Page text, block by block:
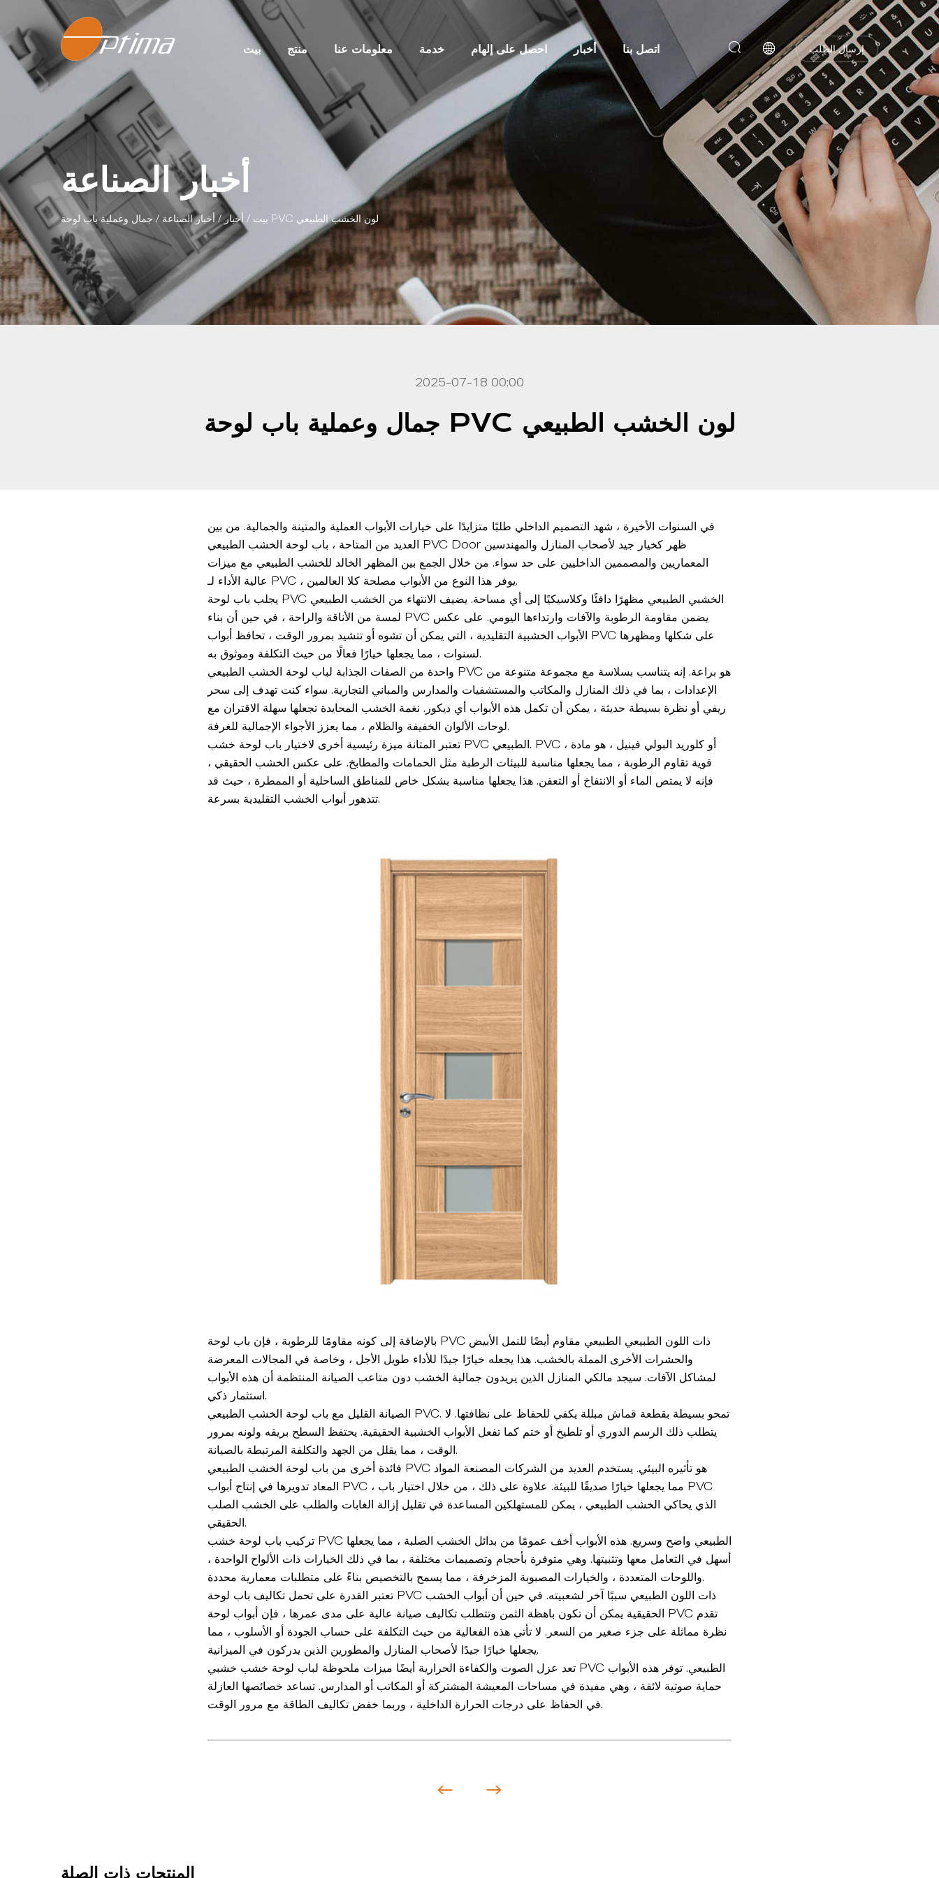
بيت منتج معلومات عنا خدمة احصل على إلهام أخبار اتصل بنا إرسال الطلب
أخبار الصناعة
بيت / أخبار/ أخبار الصناعة / جمال وعملية باب لوحة PVC لون الخشب الطبيعي
2025-07-18 00:00
جمال وعملية باب لوحة PVC لون الخشب الطبيعي
في السنوات الأخيرة ، شهد التصميم الداخلي طلبًا متزايدًا على خيارات الأبواب العملية والمتينة والجمالية. من بين
العديد من المتاحة ، باب لوحة الخشب الطبيعي PVC Door ظهر كخيار جيد لأصحاب المنازل والمهندسين
المعماريين والمصممين الداخليين على حد سواء. من خلال الجمع بين المظهر الخالد للخشب الطبيعي مع ميزات
عالية الأداء لـ PVC ، يوفر هذا النوع من الأبواب مصلحة كلا العالمين.
يجلب باب لوحة PVC الخشبي الطبيعي مظهرًا دافئًا وكلاسيكيًا إلى أي مساحة. يضيف الانتهاء من الخشب الطبيعي
لمسة من الأناقة والراحة ، في حين أن بناء PVC يضمن مقاومة الرطوبة والآفات وارتداءها اليومي. على عكس
الأبواب الخشبية التقليدية ، التي يمكن أن تشوه أو تتشيد بمرور الوقت ، تحافظ أبواب PVC على شكلها ومظهرها
لسنوات ، مما يجعلها خيارًا فعالًا من حيث التكلفة وموثوق به.
واحدة من الصفات الجذابة لباب لوحة الخشب الطبيعي PVC هو براعة. إنه يتناسب بسلاسة مع مجموعة متنوعة من
الإعدادات ، بما في ذلك المنازل والمكاتب والمستشفيات والمدارس والمباني التجارية. سواء كنت تهدف إلى سحر
ريفي أو نظرة بسيطة حديثة ، يمكن أن تكمل هذه الأبواب أي ديكور. نغمة الخشب المحايدة تجعلها سهلة الاقتران مع
لوحات الألوان الخفيفة والظلام ، مما يعزز الأجواء الإجمالية للغرفة.
تعتبر المتانة ميزة رئيسية أخرى لاختيار باب لوحة خشب PVC الطبيعي. PVC ، أو كلوريد البولي فينيل ، هو مادة
قوية تقاوم الرطوبة ، مما يجعلها مناسبة للبيئات الرطبة مثل الحمامات والمطابخ. على عكس الخشب الحقيقي ،
فإنه لا يمتص الماء أو الانتفاخ أو التعفن. هذا يجعلها مناسبة بشكل خاص للمناطق الساحلية أو الممطرة ، حيث قد
تتدهور أبواب الخشب التقليدية بسرعة.
بالإضافة إلى كونه مقاومًا للرطوبة ، فإن باب لوحة PVC ذات اللون الطبيعي الطبيعي مقاوم أيضًا للنمل الأبيض
والحشرات الأخرى المملة بالخشب. هذا يجعله خيارًا جيدًا للأداء طويل الأجل ، وخاصة في المجالات المعرضة
لمشاكل الآفات. سيجد مالكي المنازل الذين يريدون جمالية الخشب دون متاعب الصيانة المنتظمة أن هذه الأبواب
استثمار ذكي.
الصيانة القليل مع باب لوحة الخشب الطبيعي PVC. تمحو بسيطة بقطعة قماش مبللة يكفي للحفاظ على نظافتها. لا
يتطلب ذلك الرسم الدوري أو تلطيخ أو ختم كما تفعل الأبواب الخشبية الحقيقية. يحتفظ السطح بريقه ولونه بمرور
الوقت ، مما يقلل من الجهد والتكلفة المرتبطة بالصيانة.
فائدة أخرى من باب لوحة الخشب الطبيعي PVC هو تأثيره البيئي. يستخدم العديد من الشركات المصنعة المواد
المعاد تدويرها في إنتاج أبواب PVC ، مما يجعلها خيارًا صديقًا للبيئة. علاوة على ذلك ، من خلال اختيار باب PVC
الذي يحاكي الخشب الطبيعي ، يمكن للمستهلكين المساعدة في تقليل إزالة الغابات والطلب على الخشب الصلب
الحقيقي.
تركيب باب لوحة خشب PVC الطبيعي واضح وسريع. هذه الأبواب أخف عمومًا من بدائل الخشب الصلبة ، مما يجعلها
أسهل في التعامل معها وتثبيتها. وهي متوفرة بأحجام وتصميمات مختلفة ، بما في ذلك الخيارات ذات الألواح الواحدة ،
واللوحات المتعددة ، والخيارات المصبوبة المزخرفة ، مما يسمح بالتخصيص بناءً على متطلبات معمارية محددة.
تعتبر القدرة على تحمل تكاليف باب لوحة PVC ذات اللون الطبيعي سببًا آخر لشعبيته. في حين أن أبواب الخشب
الحقيقية يمكن أن تكون باهظة الثمن وتتطلب تكاليف صيانة عالية على مدى عمرها ، فإن أبواب لوحة PVC تقدم
نظرة مماثلة على جزء صغير من السعر. لا تأتي هذه الفعالية من حيث التكلفة على حساب الجودة أو الأسلوب ، مما
يجعلها خيارًا جيدًا لأصحاب المنازل والمطورين الذين يدركون في الميزانية.
تعد عزل الصوت والكفاءة الحرارية أيضًا ميزات ملحوظة لباب لوحة خشب خشبي PVC الطبيعي. توفر هذه الأبواب
حماية صوتية لائقة ، وهي مفيدة في مساحات المعيشة المشتركة أو المكاتب أو المدارس. تساعد خصائصها العازلة
في الحفاظ على درجات الحرارة الداخلية ، وربما خفض تكاليف الطاقة مع مرور الوقت.
المنتجات ذات الصلة